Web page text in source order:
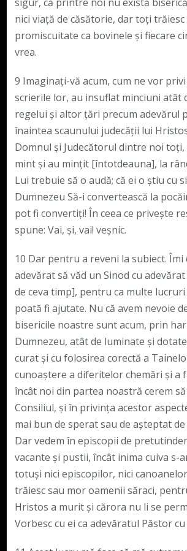
nici viață de căsătorie, dar toți trăiesc
promiscuitate ca bovinele și fiecare
vrea.
9 Imaginați-vă acum, cum ne vor
scrierile lor, au insuflat minciuni atât
regelui și altor țări precum adevărul
înaintea scaunului judecății lui
Domnul și Judecătorul dintre noi toți,
mint și au mințit [întotdeauna], la
Lui trebuie să o audă; că ei o știu cu
Dumnezeu Să-i convertească la
pot fi convertiți! În ceea ce privește
spune: Vai, și, vai! veşnic.
10 Dar pentru a reveni la subiect. Îmi
adevărat să văd un Sinod cu
de ceva timp], pentru ca multe
poată fi ajutate. Nu că avem nevoie
bisericile noastre sunt acum, prin
Dumnezeu, atât de luminate și
curat și cu folosirea corectă a
cunoaștere a diferitelor chemări și a
încât noi din partea noastră cerem
Consiliul, și în privința acestor
mai bun de sperat sau de așteptat
Dar vedem în episcopii de
vacante și pustii, încât inima cuiva s-
totuși nici episcopilor, nici
trăiesc sau mor oamenii săraci,
Hristos a murit și cărora nu li se
Vorbesc cu ei ca adevăratul Păstor cu